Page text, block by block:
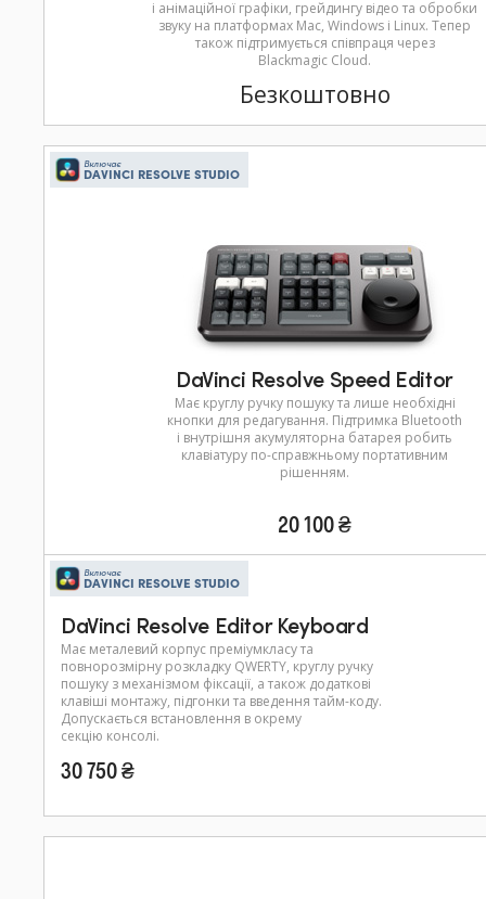
і анімаційної графіки, грейдингу відео та обробки
звуку на платформах Mac, Windows і Linux. Тепер
також підтримується співпраця через
Blackmagic Cloud.
Безкоштовно
Включає
DAVINCI RESOLVE STUDIO
DaVinci Resolve Speed Editor
Має круглу ручку пошуку та лише необхідні
кнопки для редагування. Підтримка Bluetooth
і внутрішня акумуляторна батарея робить
клавіатуру по-справжньому портативним
рішенням.
20 100 ₴
Включає
DAVINCI RESOLVE STUDIO
DaVinci Resolve Editor Keyboard
Має металевий корпус преміумкласу та
повнорозмірну розкладку QWERTY, круглу ручку
пошуку з механізмом фіксації, а також додаткові
клавіші монтажу, підгонки та введення тайм-коду.
Допускається встановлення в окрему
секцію консолі.
30 750 ₴